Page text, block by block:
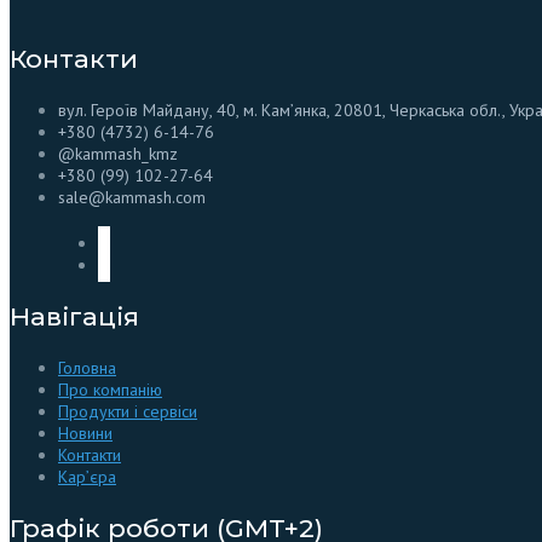
Контакти
вул. Героїв Майдану, 40, м. Кам’янка, 20801, Черкаська обл.,
+380 (4732) 6-14-76
@kammash_kmz
+380 (99) 102-27-64
sale@kammash.com
Навігація
Головна
Про компанію
Продукти і сервіси
Новини
Контакти
Кар’єра
Графік роботи (GMT+2)